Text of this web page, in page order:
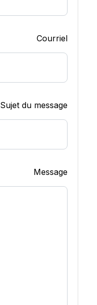
Courriel
Sujet du message
Message